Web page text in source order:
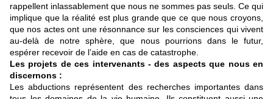
rappellent inlassablement que nous ne sommes pas seuls. Ce qui
implique que la réalité est plus grande que ce que nous croyons,
que nos actes ont une résonnance sur les consciences qui vivent
au-delà de notre sphère, que nous pourrions dans le futur,
espérer recevoir de l’aide en cas de catastrophe.
Les projets de ces intervenants - des aspects que nous en
discernons :
Les abductions représentent des recherches importantes dans